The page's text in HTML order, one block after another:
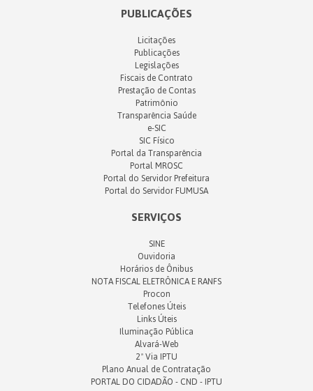
PUBLICAÇÕES
Licitações
Publicações
Legislações
Fiscais de Contrato
Prestação de Contas
Patrimônio
Transparência Saúde
e-SIC
SIC Físico
Portal da Transparência
Portal MROSC
Portal do Servidor Prefeitura
Portal do Servidor FUMUSA
SERVIÇOS
SINE
Ouvidoria
Horários de Ônibus
NOTA FISCAL ELETRÔNICA E RANFS
Procon
Telefones Úteis
Links Úteis
Iluminação Pública
Alvará-Web
2ª Via IPTU
Plano Anual de Contratação
PORTAL DO CIDADÃO - CND - IPTU